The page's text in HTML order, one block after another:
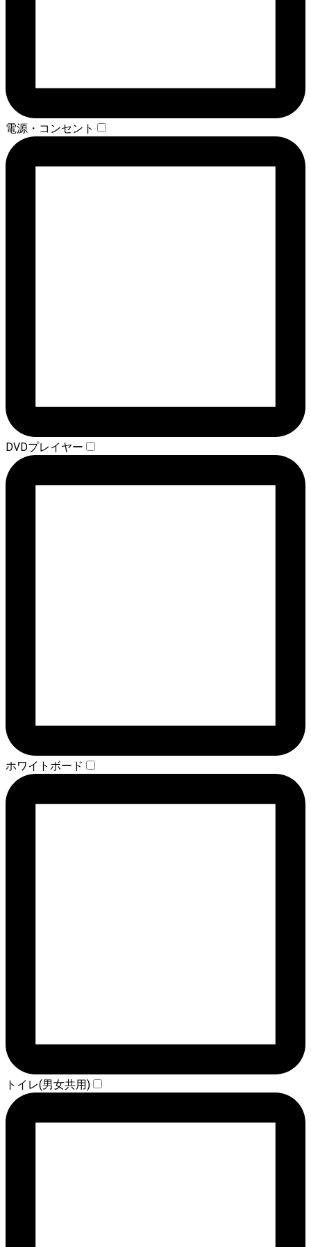
電源・コンセント
DVDプレイヤー
ホワイトボード
トイレ(男女共用)